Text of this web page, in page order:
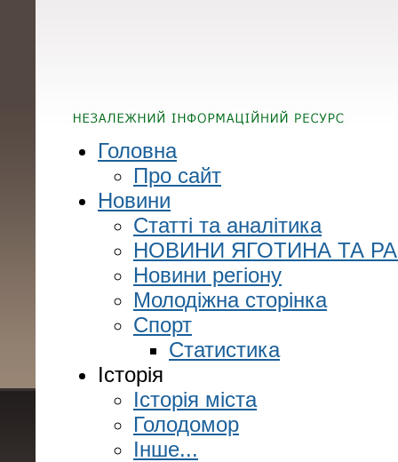
Головна
Про сайт
Новини
Статті та аналітика
НОВИНИ ЯГОТИНА ТА
Новини регіону
Молодіжна сторінка
Спорт
Статистика
Історія
Історія міста
Голодомор
Інше...